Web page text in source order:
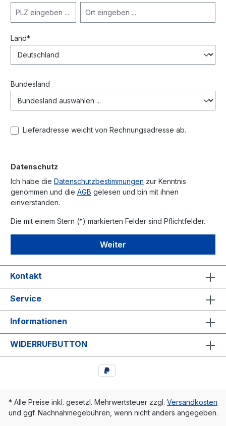
Land*
Bundesland
Lieferadresse weicht von Rechnungsadresse ab.
Datenschutz
Ich habe die Datenschutzbestimmungen zur Kenntnis
genommen und die AGB gelesen und bin mit ihnen
einverstanden.
Die mit einem Stern (*) markierten Felder sind Pflichtfelder.
Weiter
Kontakt
Service
Informationen
WIDERRUFBUTTON
* Alle Preise inkl. gesetzl. Mehrwertsteuer zzgl. Versandkosten
und ggf. Nachnahmegebühren, wenn nicht anders angegeben.